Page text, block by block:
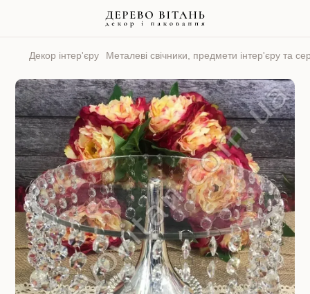
Декор інтер'єру Металеві свічники, предмети інтер'єру та